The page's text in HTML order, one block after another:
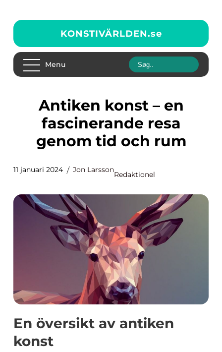
KONSTIVÄRLDEN.se
Menu
Antiken konst – en
fascinerande resa
genom tid och rum
11 januari 2024 Jon Larsson
Redaktionel
En översikt av antiken
konst